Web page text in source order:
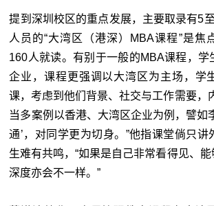
提到深圳校区的重点发展，主要取录有5
人员的“大湾区（港深）MBA课程”是焦
160人就读。有别于一般的MBA课程，学
企业，课程更强调以大湾区为主场，学
课，考虑到他们背景、社交与工作需要，
当多案例以香港、大湾区企业为例，譬如
通’，对同学更为切身。”他指课堂倘只
生难有共鸣，“如果是自己非常看得见、
深度亦会不一样。”